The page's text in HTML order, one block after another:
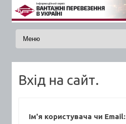
Skip to content
Вхід на сайт.
Ім'я користувача чи Email: